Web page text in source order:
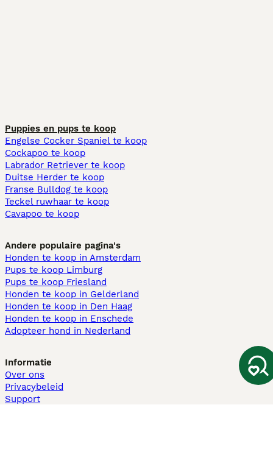
Puppies en pups te koop
Engelse Cocker Spaniel te koop
Cockapoo te koop
Labrador Retriever te koop
Duitse Herder te koop
Franse Bulldog te koop
Teckel ruwhaar te koop
Cavapoo te koop
Andere populaire pagina's
Honden te koop in Amsterdam
Pups te koop Limburg​
Pups te koop Friesland​
Honden te koop in Gelderland
Honden te koop in Den Haag
Honden te koop in Enschede
Adopteer hond in Nederland
Informatie
Over ons
Privacybeleid
Support